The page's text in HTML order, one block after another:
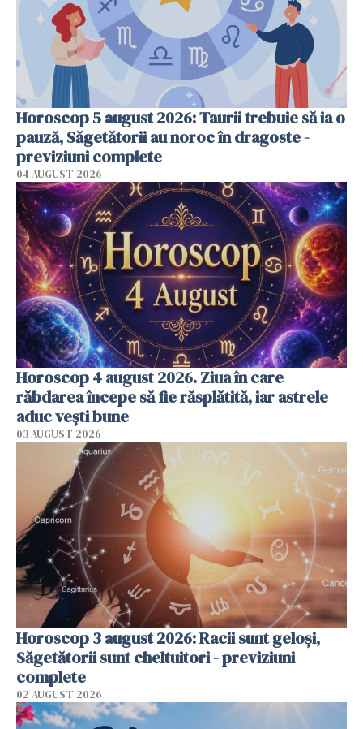
Horoscop 5 august 2026: Taurii trebuie să ia o
pauză, Săgetătorii au noroc în dragoste -
previziuni complete
04 AUGUST 2026
Horoscop 4 august 2026. Ziua în care
răbdarea începe să fie răsplătită, iar astrele
aduc vești bune
03 AUGUST 2026
Horoscop 3 august 2026: Racii sunt geloși,
Săgetătorii sunt cheltuitori - previziuni
complete
02 AUGUST 2026